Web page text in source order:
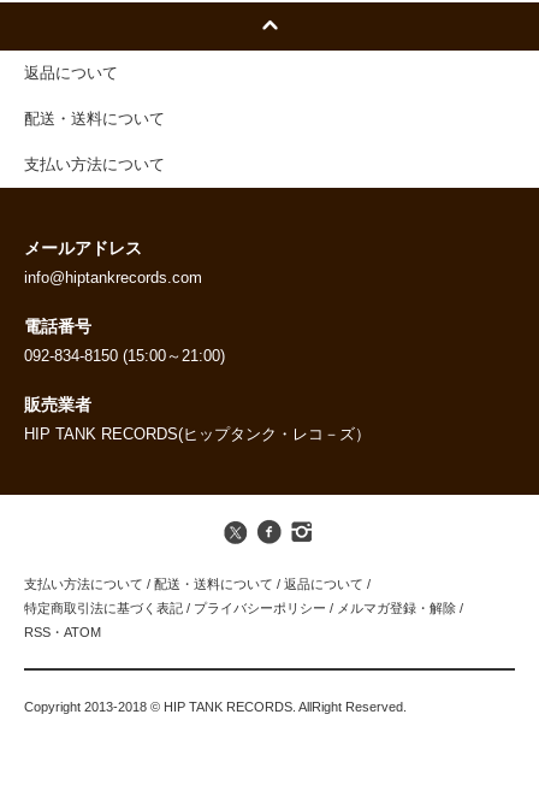
返品について
配送・送料について
支払い方法について
メールアドレス
info@hiptankrecords.com
電話番号
092-834-8150 (15:00～21:00)
販売業者
HIP TANK RECORDS(ヒップタンク・レコ－ズ）
支払い方法について / 配送・送料について / 返品について /
特定商取引法に基づく表記 / プライバシーポリシー / メルマガ登録・解除 /
RSS ・ ATOM
Copyright 2013-2018 © HIP TANK RECORDS. AllRight Reserved.